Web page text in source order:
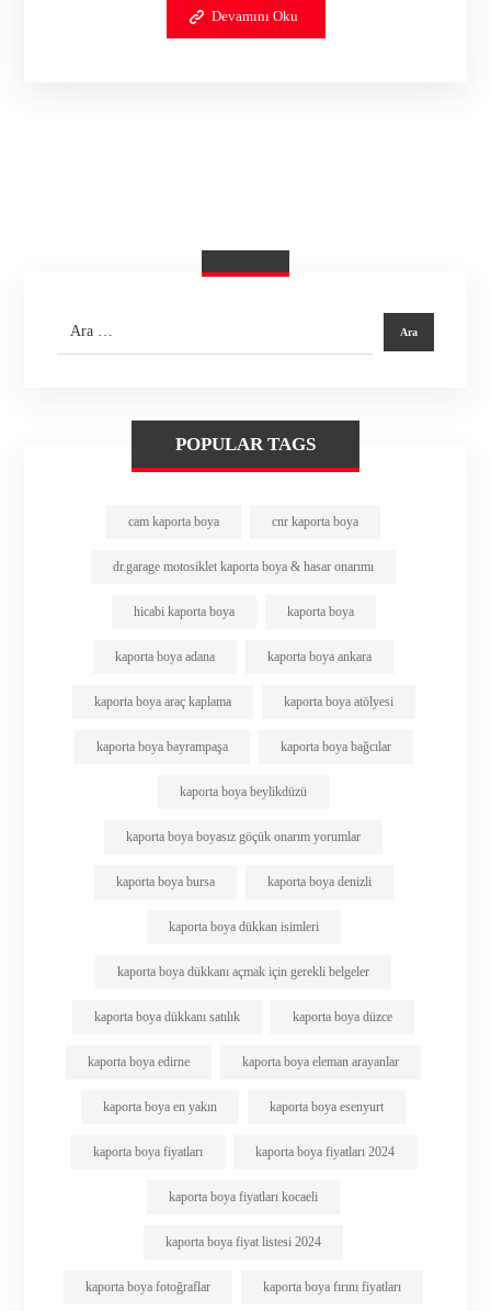
Devamını Oku
POPULAR TAGS
cam kaporta boya cnr kaporta boya
dr.garage motosiklet kaporta boya & hasar onarımı
hicabi kaporta boya kaporta boya
kaporta boya adana kaporta boya ankara
kaporta boya araç kaplama kaporta boya atölyesi
kaporta boya bayrampaşa kaporta boya bağcılar
kaporta boya beylikdüzü
kaporta boya boyasız göçük onarım yorumlar
kaporta boya bursa kaporta boya denizli
kaporta boya dükkan isimleri
kaporta boya dükkanı açmak için gerekli belgeler
kaporta boya dükkanı satılık kaporta boya düzce
kaporta boya edirne kaporta boya eleman arayanlar
kaporta boya en yakın kaporta boya esenyurt
kaporta boya fiyatları kaporta boya fiyatları 2024
kaporta boya fiyatları kocaeli
kaporta boya fiyat listesi 2024
kaporta boya fotoğraflar kaporta boya fırını fiyatları